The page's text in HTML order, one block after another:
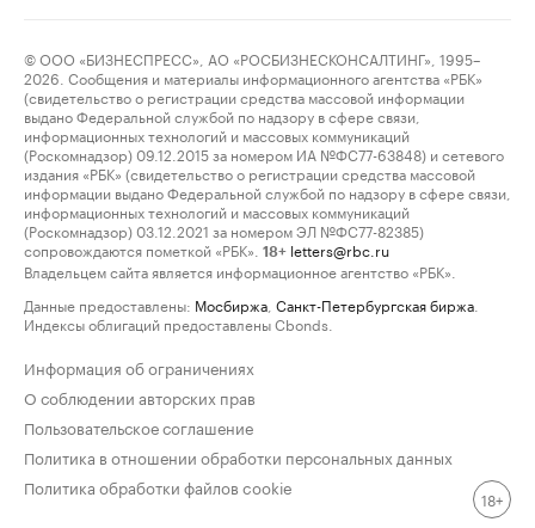
© ООО «БИЗНЕСПРЕСС», АО «РОСБИЗНЕСКОНСАЛТИНГ», 1995–
2026. Сообщения и материалы информационного агентства «РБК»
(свидетельство о регистрации средства массовой информации
выдано Федеральной службой по надзору в сфере связи,
информационных технологий и массовых коммуникаций
(Роскомнадзор) 09.12.2015 за номером ИА №ФС77-63848) и сетевого
издания «РБК» (свидетельство о регистрации средства массовой
информации выдано Федеральной службой по надзору в сфере связи,
информационных технологий и массовых коммуникаций
(Роскомнадзор) 03.12.2021 за номером ЭЛ №ФС77-82385)
сопровождаются пометкой «РБК».
18+ letters@rbc.ru
Владельцем сайта является информационное агентство «РБК».
Данные предоставлены: Мосбиржа Санкт-Петербургская биржа
Индексы облигаций предоставлены Cbonds.
Информация об ограничениях
О соблюдении авторских прав
Пользовательское соглашение
Политика в отношении обработки персональных данных
Политика обработки файлов cookie
18+